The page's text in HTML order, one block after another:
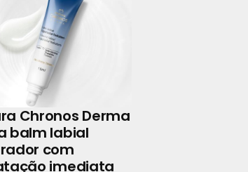
Chronos Derma
balm labial
com
imediata